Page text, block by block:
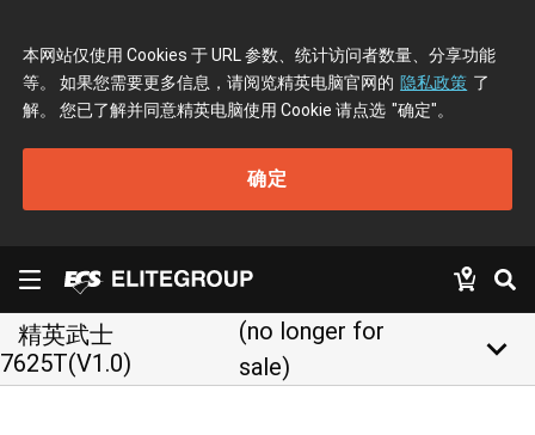
本网站仅使用 Cookies 于 URL 参数、统计访问者数量、分享功能
等。 如果您需要更多信息，请阅览精英电脑官网的 隐私政策 了
解。 您已了解并同意精英电脑使用 Cookie 请点选 "确定"。
确定
精英武士
7625T(V1.0)
(no longer for
sale)
keyboard_arrow_down